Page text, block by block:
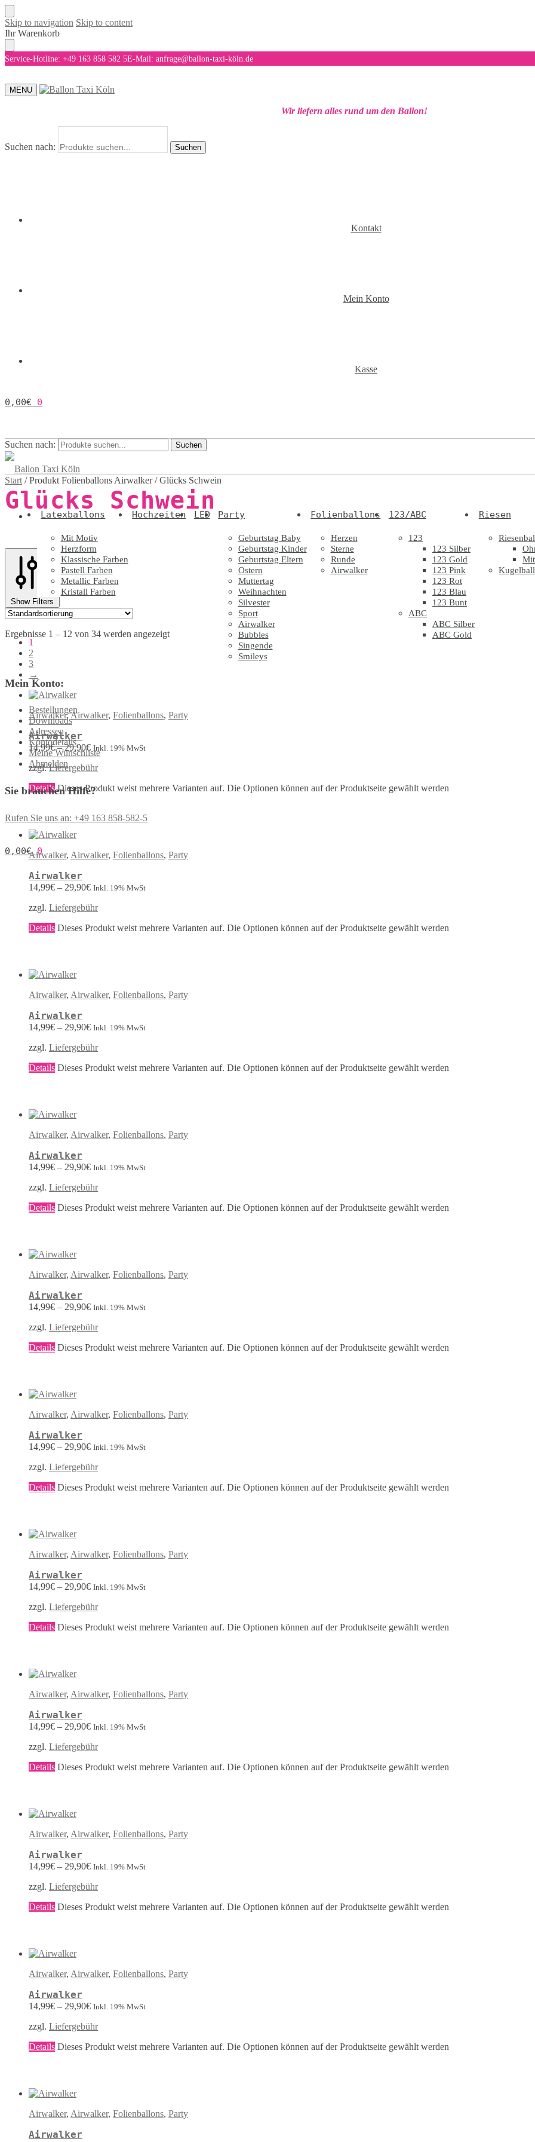
Skip to navigation Skip to content
Ihr Warenkorb
Service-Hotline: +49 163 858 582 5E-Mail: anfrage@ballon-taxi-köln.de
MENU
Wir liefern alles rund um den Ballon!
Suchen nach: Suchen
Kontakt
Mein Konto
Kasse
0,00€ 0
Suchen nach: Suchen
Latexballons
Mit Motiv
Herzform
Klassische Farben
Pastell Farben
Metallic Farben
Kristall Farben
Hochzeiten LED Party
Geburtstag Baby
Geburtstag Kinder
Geburtstag Eltern
Ostern
Muttertag
Weihnachten
Silvester
Sport
Airwalker
Bubbles
Singende
Smileys
Folienballons
Herzen
Sterne
Runde
Airwalker
123/ABC
123
123 Silber
123 Gold
123 Pink
123 Rot
123 Blau
123 Bunt
ABC
ABC Silber
ABC Gold
Riesen
Mein Konto:
Bestellungen
Downloads
Adressen
Kontodetails
Meine Wunschliste
Abmelden
Sie brauchen Hilfe?
Rufen Sie uns an: +49 163 858-582-5
0,00€ 0
Start /Produkt Folienballons Airwalker/Glücks Schwein
Glücks Schwein
Show Filters
Ergebnisse 1 – 12 von 34 werden angezeigt
1
2
3
→
Airwalker,Airwalker, Folienballons, Party
Airwalker
14,99€–29,90€ Inkl. 19% MwSt
zzgl.Liefergebühr
Details Dieses Produkt weist mehrere Varianten auf. Die Optionen können auf der Produktseite gewählt werden
Airwalker, Airwalker, Folienballons, Party
Airwalker
14,99€ – 29,90€ Inkl. 19% MwSt
zzgl. Liefergebühr
Details Dieses Produkt weist mehrere Varianten auf. Die Optionen können auf der Produktseite gewählt werden
Airwalker, Airwalker, Folienballons, Party
Airwalker
14,99€ – 29,90€ Inkl. 19% MwSt
zzgl. Liefergebühr
Details Dieses Produkt weist mehrere Varianten auf. Die Optionen können auf der Produktseite gewählt werden
Airwalker, Airwalker, Folienballons, Party
Airwalker
14,99€ – 29,90€ Inkl. 19% MwSt
zzgl. Liefergebühr
Details Dieses Produkt weist mehrere Varianten auf. Die Optionen können auf der Produktseite gewählt werden
Airwalker, Airwalker, Folienballons, Party
Airwalker
14,99€ – 29,90€ Inkl. 19% MwSt
zzgl. Liefergebühr
Details Dieses Produkt weist mehrere Varianten auf. Die Optionen können auf der Produktseite gewählt werden
Airwalker, Airwalker, Folienballons, Party
Airwalker
14,99€ – 29,90€ Inkl. 19% MwSt
zzgl. Liefergebühr
Details Dieses Produkt weist mehrere Varianten auf. Die Optionen können auf der Produktseite gewählt werden
Airwalker, Airwalker, Folienballons, Party
Airwalker
14,99€ – 29,90€ Inkl. 19% MwSt
zzgl. Liefergebühr
Details Dieses Produkt weist mehrere Varianten auf. Die Optionen können auf der Produktseite gewählt werden
Airwalker, Airwalker, Folienballons, Party
Airwalker
14,99€ – 29,90€ Inkl. 19% MwSt
zzgl. Liefergebühr
Details Dieses Produkt weist mehrere Varianten auf. Die Optionen können auf der Produktseite gewählt werden
Airwalker, Airwalker, Folienballons, Party
Airwalker
14,99€ – 29,90€ Inkl. 19% MwSt
zzgl. Liefergebühr
Details Dieses Produkt weist mehrere Varianten auf. Die Optionen können auf der Produktseite gewählt werden
Airwalker, Airwalker, Folienballons, Party
Airwalker
14,99€ – 29,90€ Inkl. 19% MwSt
zzgl. Liefergebühr
Details Dieses Produkt weist mehrere Varianten auf. Die Optionen können auf der Produktseite gewählt werden
Airwalker, Airwalker, Folienballons, Party
Airwalker